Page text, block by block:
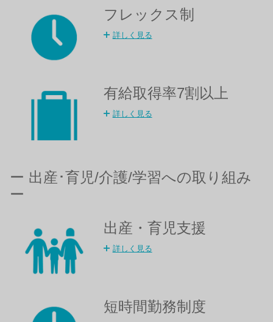
フレックス制
詳しく見る
有給取得率7割以上​
詳しく見る
ー 出産･育児/介護/学習への取り組み
ー
出産・育児支援
詳しく見る
短時間勤務制度